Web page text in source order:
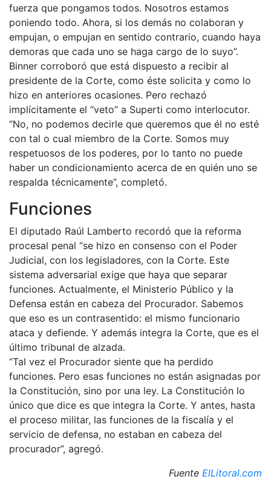
fuerza que pongamos todos. Nosotros estamos
poniendo todo. Ahora, si los demás no colaboran y
empujan, o empujan en sentido contrario, cuando haya
demoras que cada uno se haga cargo de lo suyo”.
Binner corroboró que está dispuesto a recibir al
presidente de la Corte, como éste solicita y como lo
hizo en anteriores ocasiones. Pero rechazó
implícitamente el “veto” a Superti como interlocutor.
“No, no podemos decirle que queremos que él no esté
con tal o cual miembro de la Corte. Somos muy
respetuosos de los poderes, por lo tanto no puede
haber un condicionamiento acerca de en quién uno se
respalda técnicamente”, completó.
Funciones
El diputado Raúl Lamberto recordó que la reforma
procesal penal “se hizo en consenso con el Poder
Judicial, con los legisladores, con la Corte. Este
sistema adversarial exige que haya que separar
funciones. Actualmente, el Ministerio Público y la
Defensa están en cabeza del Procurador. Sabemos
que eso es un contrasentido: el mismo funcionario
ataca y defiende. Y además integra la Corte, que es el
último tribunal de alzada.
“Tal vez el Procurador siente que ha perdido
funciones. Pero esas funciones no están asignadas por
la Constitución, sino por una ley. La Constitución lo
único que dice es que integra la Corte. Y antes, hasta
el proceso militar, las funciones de la fiscalía y el
servicio de defensa, no estaban en cabeza del
procurador”, agregó.
Fuente ElLitoral.com